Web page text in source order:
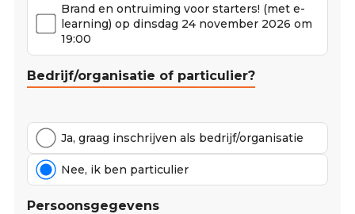
Brand en ontruiming voor starters! (met e-
learning) op dinsdag 24 november 2026 om
19:00
Bedrijf/organisatie of particulier?
Ja, graag inschrijven als bedrijf/organisatie
Nee, ik ben particulier
Persoonsgegevens